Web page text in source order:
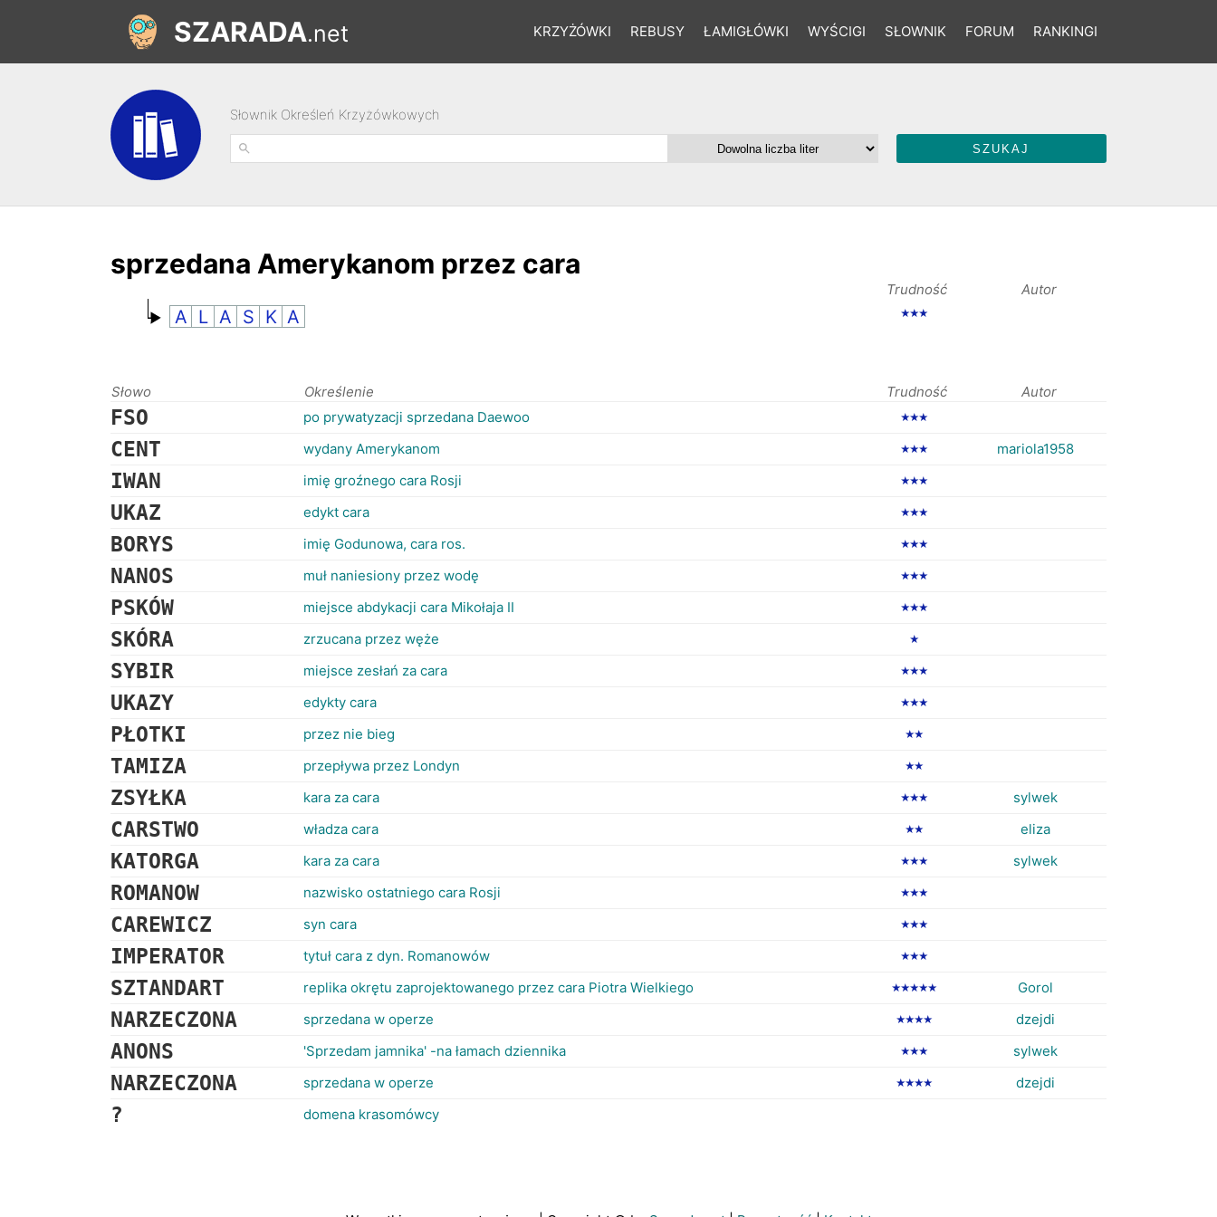
KRZYŻÓWKI REBUSY ŁAMIGŁÓWKI WYŚCIGI SŁOWNIK FORUM RANKINGI
SZARADA.net
Słownik Określeń Krzyżówkowych
sprzedana Amerykanom przez cara
Trudność Autor
A L A S K A ★★★
Słowo Określenie Trudność Autor
FSO po prywatyzacji sprzedana Daewoo ★★★
CENT wydany Amerykanom ★★★ mariola1958
IWAN imię groźnego cara Rosji ★★★
UKAZ edykt cara ★★★
BORYS imię Godunowa, cara ros. ★★★
NANOS muł naniesiony przez wodę ★★★
PSKÓW miejsce abdykacji cara Mikołaja II ★★★
SKÓRA zrzucana przez węże ★
SYBIR miejsce zesłań za cara ★★★
UKAZY edykty cara ★★★
PŁOTKI przez nie bieg ★★
TAMIZA przepływa przez Londyn ★★
ZSYŁKA kara za cara ★★★ sylwek
CARSTWO władza cara ★★ eliza
KATORGA kara za cara ★★★ sylwek
ROMANOW nazwisko ostatniego cara Rosji ★★★
CAREWICZ syn cara ★★★
IMPERATOR tytuł cara z dyn. Romanowów ★★★
SZTANDART replika okrętu zaprojektowanego przez cara Piotra Wielkiego ★★★★★ Gorol
NARZECZONA sprzedana w operze ★★★★ dzejdi
ANONS 'Sprzedam jamnika' -na łamach dziennika ★★★ sylwek
NARZECZONA sprzedana w operze ★★★★ dzejdi
? domena krasomówcy